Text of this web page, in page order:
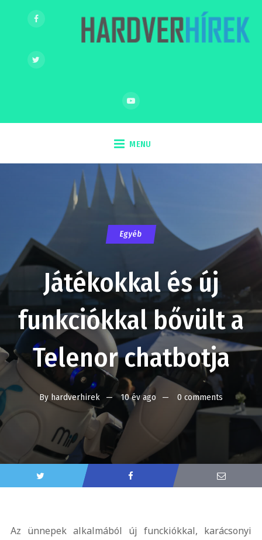
MENU
Egyéb
Játékokkal és új
funkciókkal bővült a
Telenor chatbotja
By hardverhirek 10 év ago 0 comments
Az ünnepek alkalmából új funckiókkal, karácsonyi